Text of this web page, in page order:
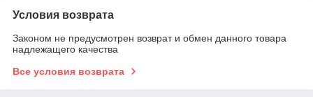
Условия возврата
Законом не предусмотрен возврат и обмен данного товара
надлежащего качества
Все условия возврата